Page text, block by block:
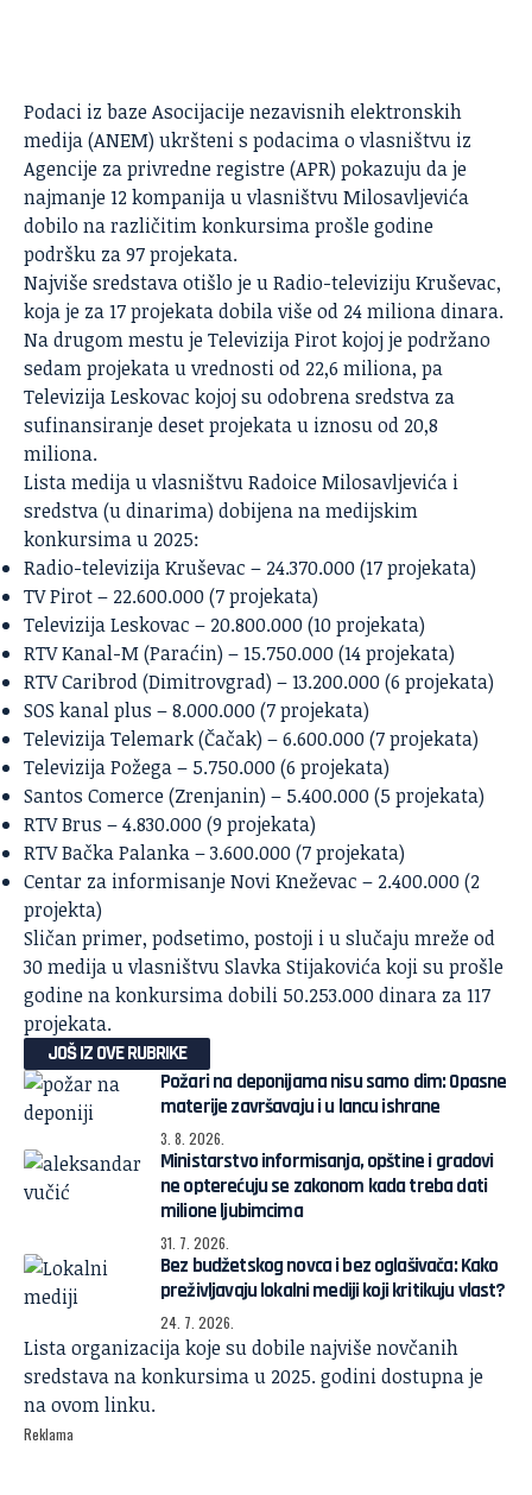
Podaci iz baze Asocijacije nezavisnih elektronskih
medija (ANEM) ukršteni s podacima o vlasništvu iz
Agencije za privredne registre (APR) pokazuju da je
najmanje 12 kompanija u vlasništvu Milosavljevića
dobilo na različitim konkursima prošle godine
podršku za 97 projekata.
Najviše sredstava otišlo je u Radio-televiziju Kruševac,
koja je za 17 projekata dobila više od 24 miliona dinara.
Na drugom mestu je Televizija Pirot kojoj je podržano
sedam projekata u vrednosti od 22,6 miliona, pa
Televizija Leskovac kojoj su odobrena sredstva za
sufinansiranje deset projekata u iznosu od 20,8
miliona.
Lista medija u vlasništvu Radoice Milosavljevića i
sredstva (u dinarima) dobijena na medijskim
konkursima u 2025:
Radio-televizija Kruševac – 24.370.000 (17 projekata)
TV Pirot – 22.600.000 (7 projekata)
Televizija Leskovac – 20.800.000 (10 projekata)
RTV Kanal-M (Paraćin) – 15.750.000 (14 projekata)
RTV Caribrod (Dimitrovgrad) – 13.200.000 (6 projekata)
SOS kanal plus – 8.000.000 (7 projekata)
Televizija Telemark (Čačak) – 6.600.000 (7 projekata)
Televizija Požega – 5.750.000 (6 projekata)
Santos Comerce (Zrenjanin) – 5.400.000 (5 projekata)
RTV Brus – 4.830.000 (9 projekata)
RTV Bačka Palanka – 3.600.000 (7 projekata)
Centar za informisanje Novi Kneževac – 2.400.000 (2
projekta)
Sličan primer, podsetimo, postoji i u slučaju mreže od
30 medija u vlasništvu Slavka Stijakovića koji su prošle
godine na konkursima dobili 50.253.000 dinara za 117
projekata.
JOŠ IZ OVE RUBRIKE
Požari na deponijama nisu samo dim: Opasne
materije završavaju i u lancu ishrane
3. 8. 2026.
Ministarstvo informisanja, opštine i gradovi
ne opterećuju se zakonom kada treba dati
milione ljubimcima
31. 7. 2026.
Bez budžetskog novca i bez oglašivača: Kako
preživljavaju lokalni mediji koji kritikuju vlast?
24. 7. 2026.
Lista organizacija koje su dobile najviše novčanih
sredstava na konkursima u 2025. godini dostupna je
naovom linku.
Reklama